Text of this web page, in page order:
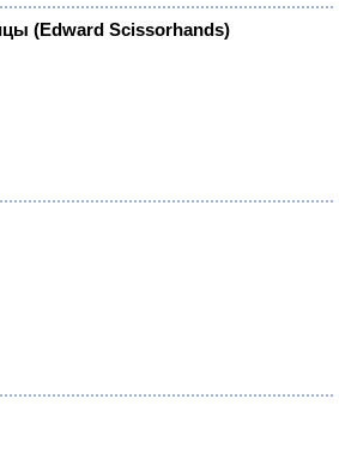
(Edward Scissorhands)